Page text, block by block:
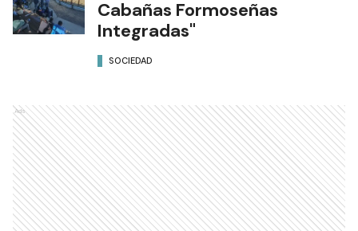
Cabañas Formoseñas
Integradas"
SOCIEDAD
Ads